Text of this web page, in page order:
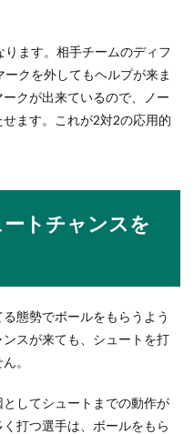
ます。相手チームのディフ
クを外してもヘルプが来ま
クが出来ているので、ノー
ます。これが2対2の応用的
トチャンスを
態勢でボールをもらうよう
スが来ても、シュートを打
。
してシュートまでの動作が
打つ選手は、ボールをもら